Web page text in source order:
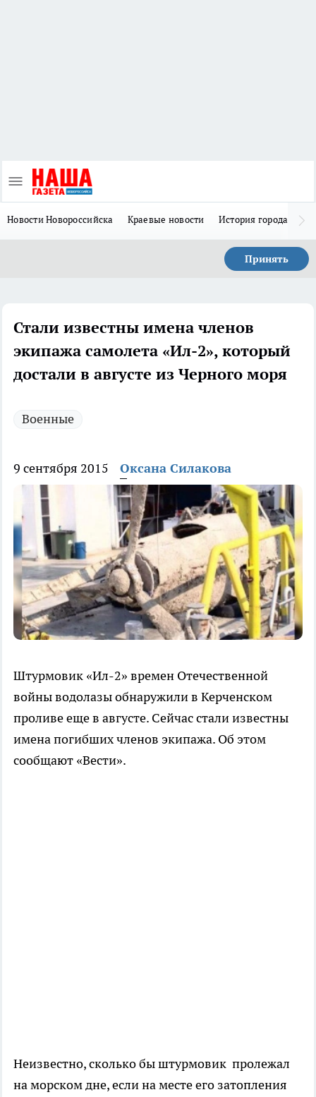
Новости Новороссийска Краевые новости История города Н
Принять
Стали известны имена членов
экипажа самолета «Ил-2», который
достали в августе из Черного моря
Военные
9 сентября 2015 Оксана Силакова
Штурмовик «Ил-2» времен Отечественной
войны водолазы обнаружили в Керченском
проливе еще в августе. Сейчас стали известны
имена погибших членов экипажа. Об этом
сообщают «Вести».
Неизвестно, сколько бы штурмовик пролежал
на морском дне, если на месте его затопления